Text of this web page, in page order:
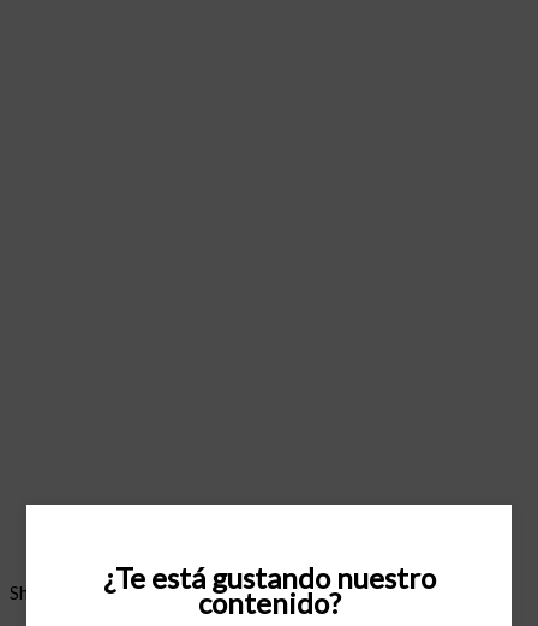
Showing all 3 results¿Te está gustando nuestro
contenido?